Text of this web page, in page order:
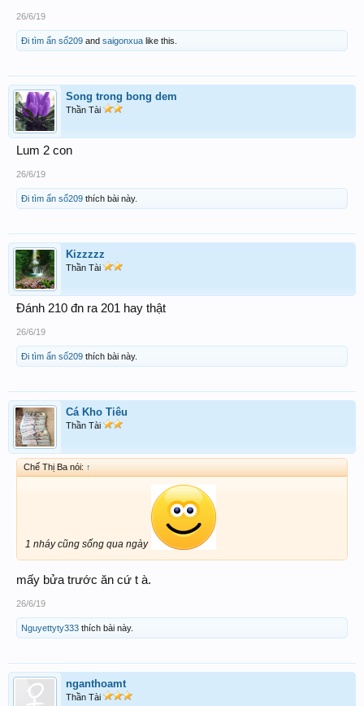
26/6/19
Đi tìm ẩn số209 and saigonxua like this.
Song trong bong dem
Thần Tài
Lum 2 con
26/6/19
Đi tìm ẩn số209 thích bài này.
Kizzzzz
Thần Tài
Đánh 210 đn ra 201 hay thật
26/6/19
Đi tìm ẩn số209 thích bài này.
Cá Kho Tiêu
Thần Tài
Chế Thị Ba nói: ↑
1 nháy cũng sống qua ngày
mấy bửa trước ăn cứ t à.
26/6/19
Nguyettyty333 thích bài này.
nganthoamt
Thần Tài